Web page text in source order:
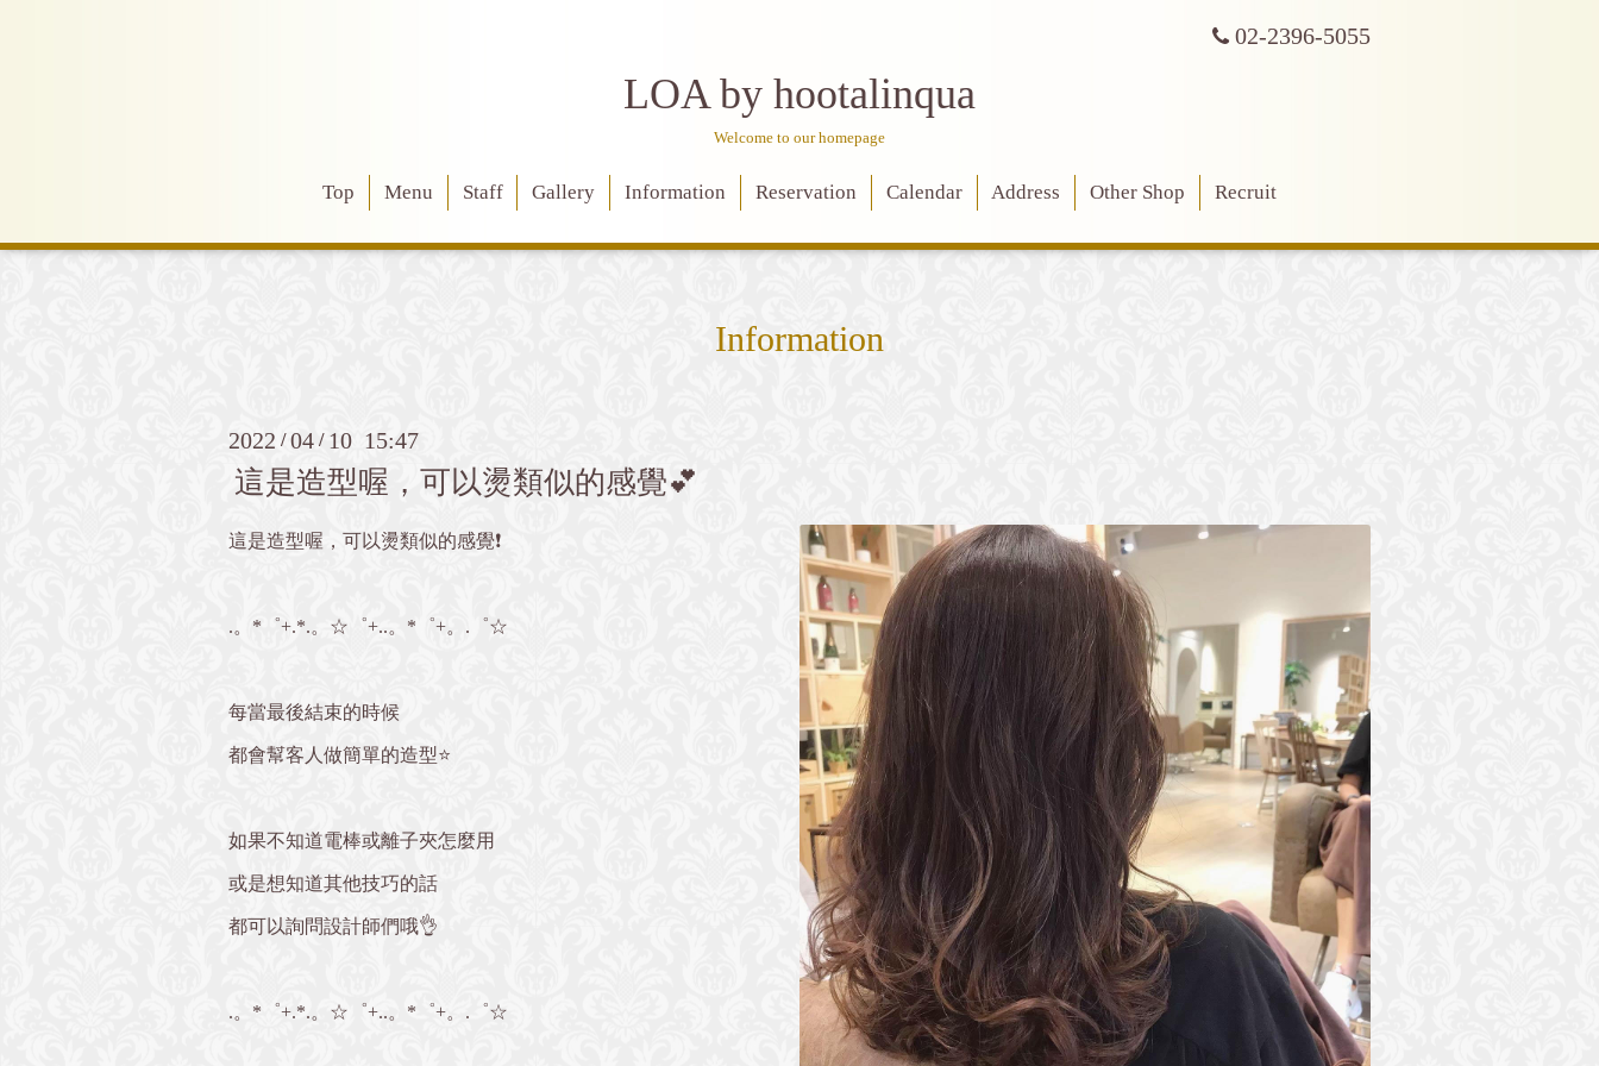
02-2396-5055
LOA by hootalinqua
Welcome to our homepage
Top Menu Staff Gallery Information Reservation Calendar Address Other Shop Recruit
Information
2022 /04 / 10 15:47
這是造型喔，可以燙類似的感覺💕
這是造型喔，可以燙類似的感覺❗️
.。*゜+.*.。☆゜+..。*゜+。.゜☆
每當最後結束的時候
都會幫客人做簡單的造型⭐️
如果不知道電棒或離子夾怎麼用
或是想知道其他技巧的話
都可以詢問設計師們哦👌
.。*゜+.*.。☆゜+..。*゜+。.゜☆